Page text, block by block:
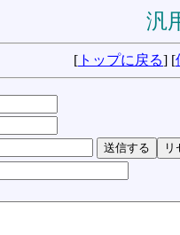
汎
[ トップに戻る] [